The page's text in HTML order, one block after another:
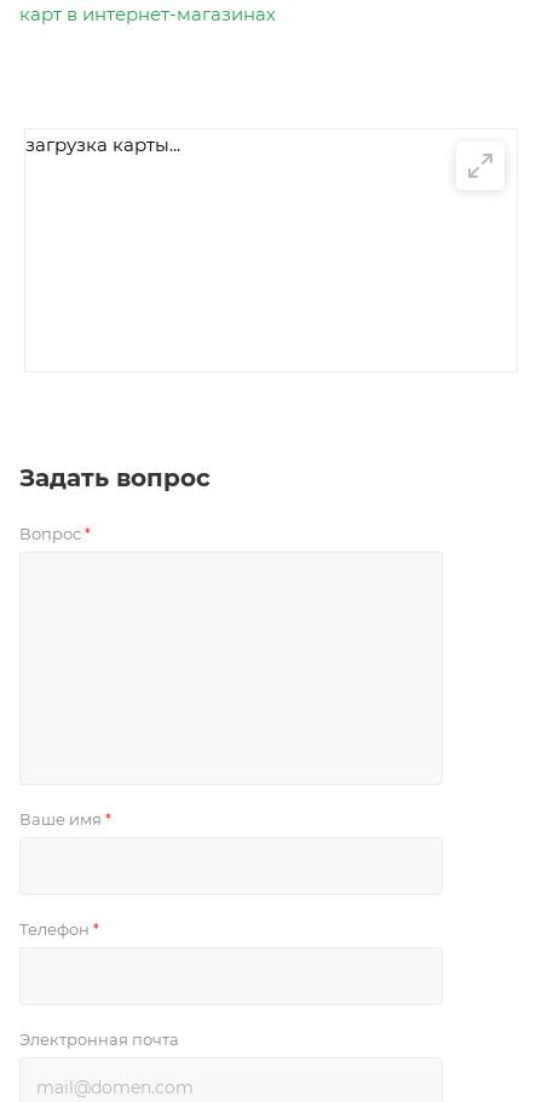
карт в интернет-магазинах
загрузка карты...
Задать вопрос
Вопрос *
Ваше имя *
Телефон *
Электронная почта